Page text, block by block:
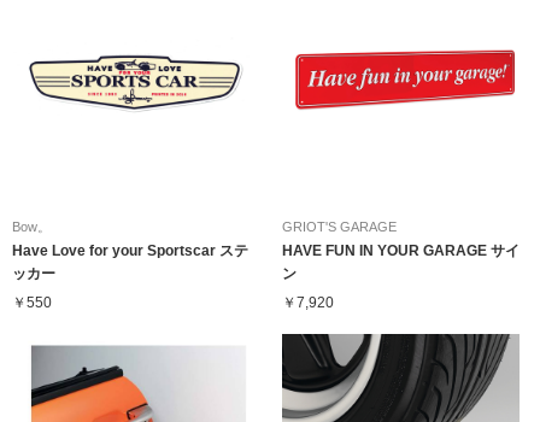
Bow。
Have Love for your Sportscar ステ
ッカー
￥550
GRIOT'S GARAGE
HAVE FUN IN YOUR GARAGE サイ
ン
￥7,920